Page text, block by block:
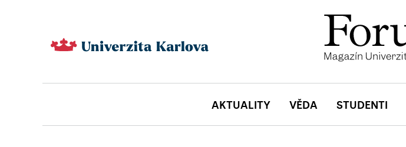
AKTUALITY VĚDA STUDENTI